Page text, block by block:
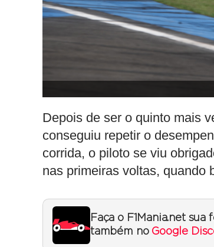
Depois de ser o quinto mais
conseguiu repetir o
corrida, o piloto se viu
nas primeiras voltas, quando
Faça o F1Mania.net
também no Google